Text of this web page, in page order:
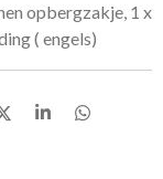
opbergzakje, 1 x
( engels)
D
S
D